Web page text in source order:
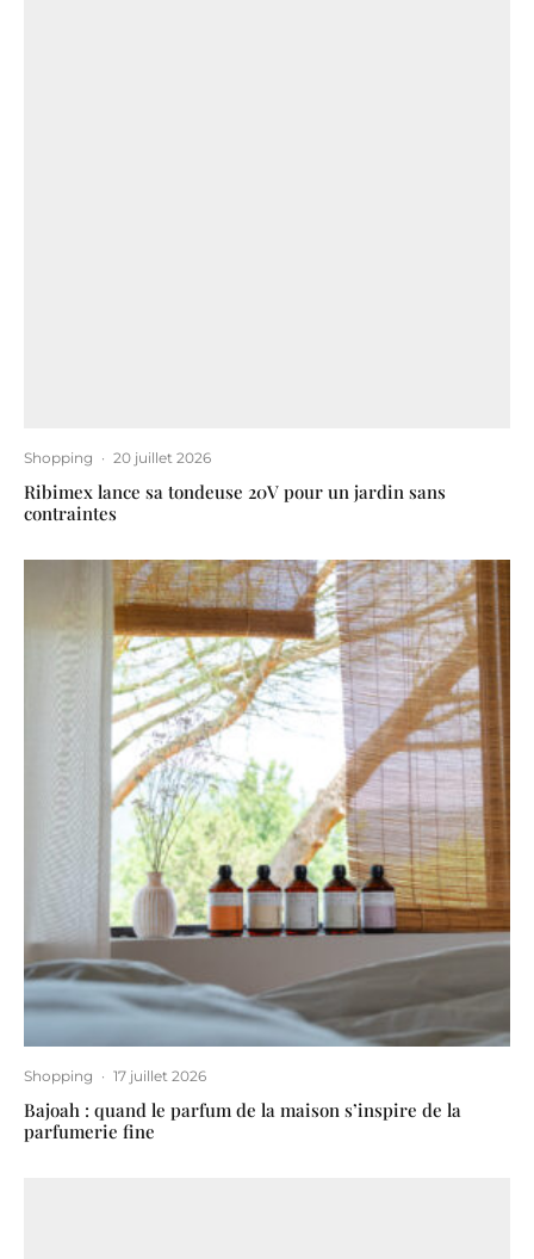
Shopping · 20 juillet 2026
Ribimex lance sa tondeuse 20V pour un jardin sans
contraintes
Shopping · 17 juillet 2026
Bajoah : quand le parfum de la maison s’inspire de la
parfumerie fine